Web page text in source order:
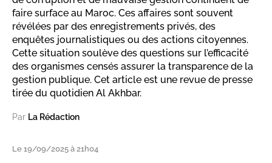
faire surface au Maroc. Ces affaires sont souvent
révélées par des enregistrements privés, des
enquêtes journalistiques ou des actions citoyennes.
Cette situation soulève des questions sur l’efficacité
des organismes censés assurer la transparence de la
gestion publique. Cet article est une revue de presse
tirée du quotidien Al Akhbar.
Par La Rédaction
Le 19/09/2025 à 21h04